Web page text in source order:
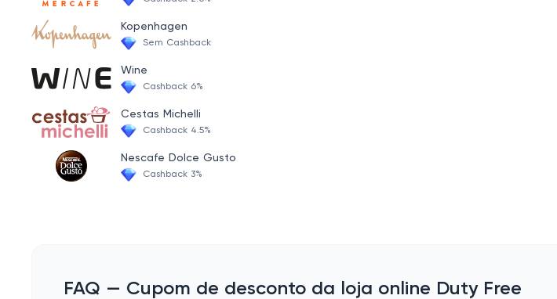
Kopenhagen
Sem Cashback
Wine
Cashback 6%
Cestas Michelli
Cashback 4.5%
Nescafe Dolce Gusto
Cashback 3%
FAQ — Cupom de desconto da loja online Duty Free